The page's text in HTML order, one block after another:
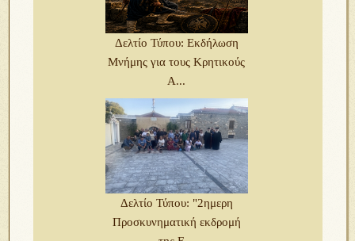
Δελτίο Τύπου: Εκδήλωση
Μνήμης για τους Κρητικούς
Α...
Δελτίο Τύπου: "2ημερη
Προσκυνηματική εκδρομή